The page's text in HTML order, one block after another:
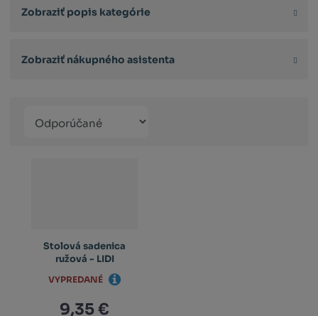
Zobraziť popis kategórie
Zobraziť nákupného asistenta
produktů
Stolová sadenica
ružová - LIDI
9,35 €
VYPREDANÉ